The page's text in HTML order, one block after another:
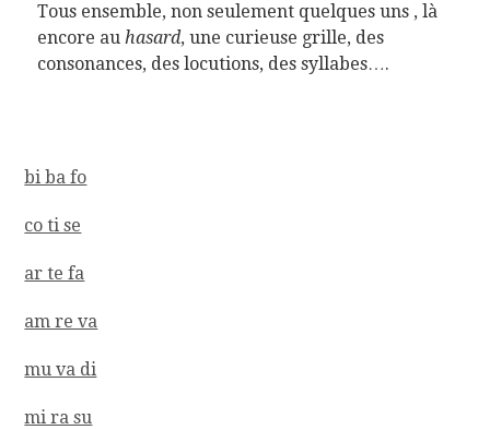
Tous ensemble, non seulement quelques uns , là
encore au hasard, une curieuse grille, des
consonances, des locutions, des syllabes….
bi ba fo
co ti se
ar te fa
am re va
mu va di
mi ra su